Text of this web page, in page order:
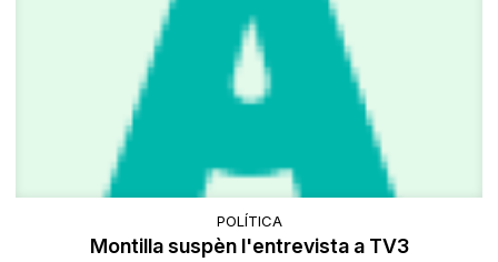
POLÍTICA
Montilla suspèn l'entrevista a TV3